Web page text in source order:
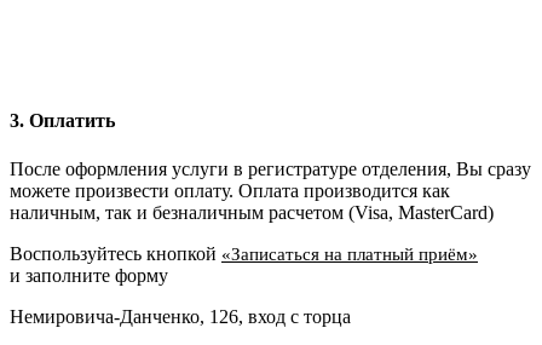
3. Оплатить
После оформления услуги в регистратуре отделения, Вы сразу
можете произвести оплату. Оплата производится как
наличным, так и безналичным расчетом (Visa, MasterCard)
Воспользуйтесь кнопкой «Записаться на платный приём»
и заполните форму
Немировича-Данченко, 126, вход с торца